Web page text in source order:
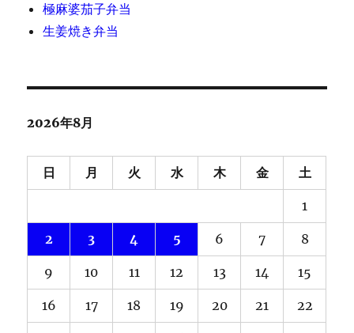
極麻婆茄子弁当
生姜焼き弁当
2026年8月
日 月 火 水 木 金 土
1
2 3 4 5 6 7 8
9 10 11 12 13 14 15
16 17 18 19 20 21 22